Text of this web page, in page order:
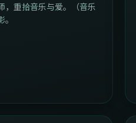
，重拾音乐与爱。（音乐